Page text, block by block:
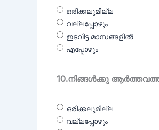
ഒരിക്കലുമില്ല
വല്ലപ്പോഴും
ഇടവിട്ട മാസങ്ങളിൽ
എപ്പോഴും
10.നിങ്ങൾക്കു
ഒരിക്കലുമില്ല
വല്ലപ്പോഴും